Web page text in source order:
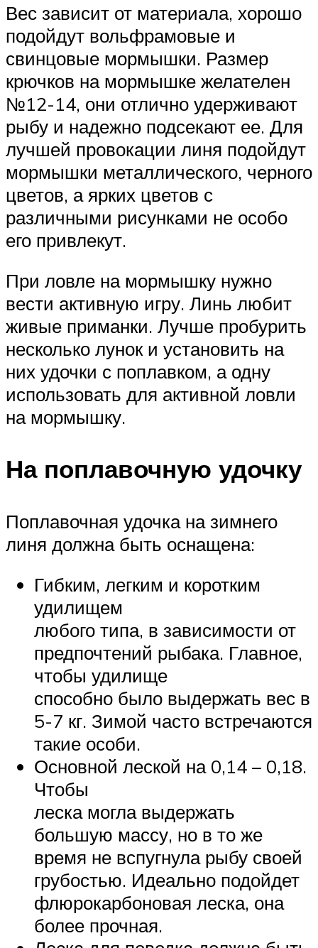
Вес зависит от материала, хорошо
подойдут вольфрамовые и
свинцовые мормышки. Размер
крючков на мормышке желателен
№12-14, они отлично удерживают
рыбу и надежно подсекают ее. Для
лучшей провокации линя подойдут
мормышки металлического, черного
цветов, а ярких цветов с
различными рисунками не особо
его привлекут.
При ловле на мормышку нужно
вести активную игру. Линь любит
живые приманки. Лучше пробурить
несколько лунок и установить на
них удочки с поплавком, а одну
использовать для активной ловли
на мормышку.
На поплавочную удочку
Поплавочная удочка на зимнего
линя должна быть оснащена:
Гибким, легким и коротким
удилищем
любого типа, в зависимости от
предпочтений рыбака. Главное,
чтобы удилище
способно было выдержать вес в
5-7 кг. Зимой часто встречаются
такие особи.
Основной леской на 0,14 – 0,18.
Чтобы
леска могла выдержать
большую массу, но в то же
время не вспугнула рыбу своей
грубостью. Идеально подойдет
флюрокарбоновая леска, она
более прочная.